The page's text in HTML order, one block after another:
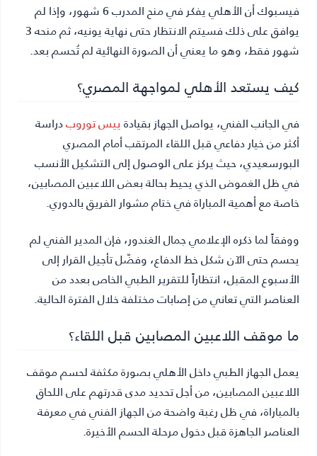
فيسبوك أن الأهلي يفكر في منح المدرب 6 شهور، وإذا لم
يوافق على ذلك فسيتم الانتظار حتى نهاية يونيه، ثم منحه 3
شهور فقط، وهو ما يعني أن الصورة النهائية لم تُحسم بعد.
كيف يستعد الأهلي لمواجهة المصري؟
في الجانب الفني، يواصل الجهاز بقيادةييس توروبدراسة
أكثر من خيار دفاعي قبل اللقاء المرتقب أمام المصري
البورسعيدي، حيث يركز على الوصول إلى التشكيل الأنسب
في ظل الغموض الذي يحيط بحالة بعض اللاعبين المصابين،
خاصة مع أهمية المباراة في ختام مشوار الفريق بالدوري.
ووفقاً لما ذكره الإعلامي جمال الغندور، فإن المدير الفني لم
يحسم حتى الآن شكل خط الدفاع، وفضّل تأجيل القرار إلى
الأسبوع المقبل، انتظاراً للتقرير الطبي الخاص بعدد من
العناصر التي تعاني من إصابات مختلفة خلال الفترة الحالية.
ما موقف اللاعبين المصابين قبل اللقاء؟
يعمل الجهاز الطبي داخل الأهلي بصورة مكثفة لحسم موقف
اللاعبين المصابين، من أجل تحديد مدى قدرتهم على اللحاق
بالمباراة، في ظل رغبة واضحة من الجهاز الفني في معرفة
العناصر الجاهزة قبل دخول مرحلة الحسم الأخيرة.